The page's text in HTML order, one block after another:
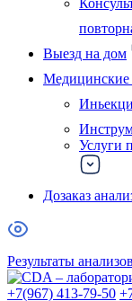
Выезд на дом
Медицинские
Услуги
Дозаказ
Результаты анализов
+7(967) 413-79-50